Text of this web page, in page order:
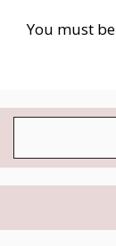
You must be